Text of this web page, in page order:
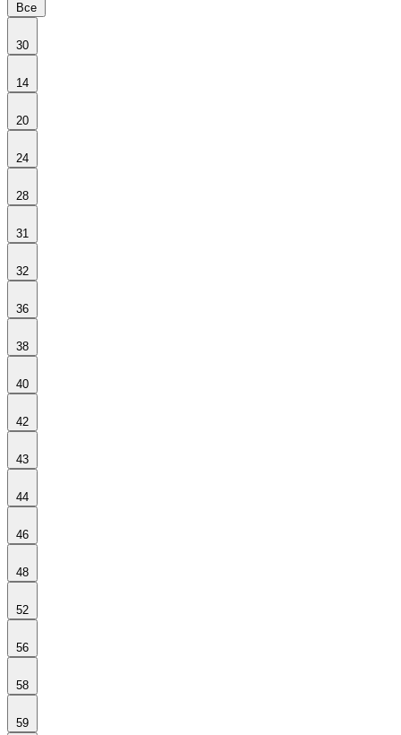
Все
30
14
20
24
28
31
32
36
38
40
42
43
44
46
48
52
56
58
59